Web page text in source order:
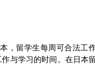
，留学生每周可合法工
与学习的时间。在日本